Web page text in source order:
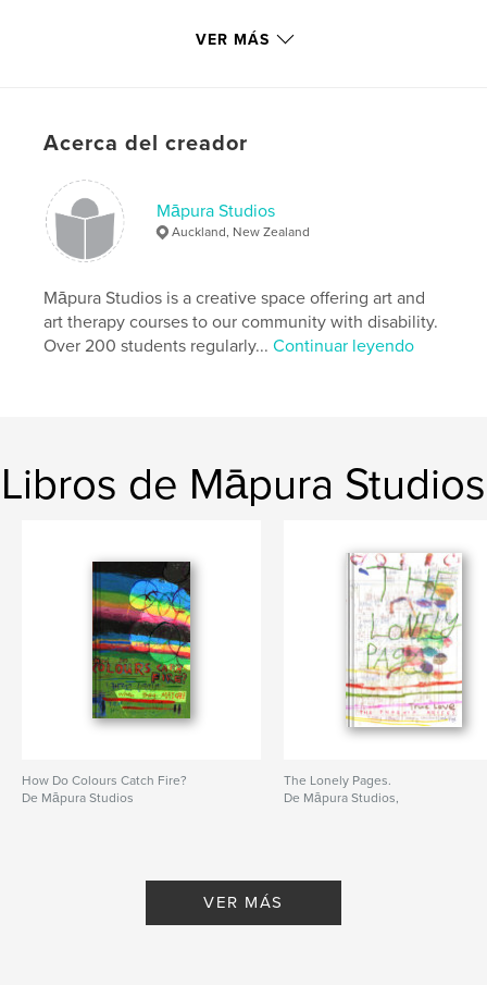
Idioma
English
VER MÁS
Acerca del creador
Māpura Studios
Auckland, New Zealand
Māpura Studios is a creative space offering art and
art therapy courses to our community with disability.
Over 200 students regularly...Continuar leyendo
Libros de Māpura Studios
How Do Colours Catch Fire?
De Māpura Studios
The Lonely Pages.
De Māpura Studios,
VER MÁS